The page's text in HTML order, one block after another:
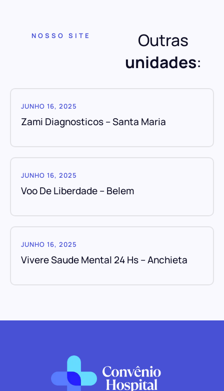
NOSSO SITE
Outras
unidades:
JUNHO 16, 2025
Zami Diagnosticos – Santa Maria
JUNHO 16, 2025
Voo De Liberdade – Belem
JUNHO 16, 2025
Vivere Saude Mental 24 Hs – Anchieta